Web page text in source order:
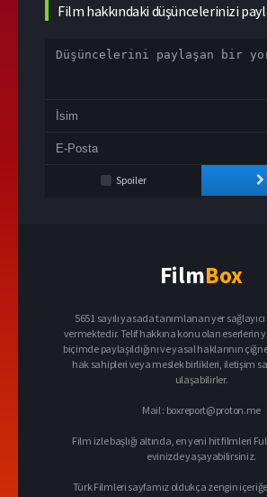
Film hakkındaki düşüncelerinizi
Spoiler
FilmBox
5651 sayılı yasada tanımlanan yer
vermektedir. Telif hakkına konu olan eserlerin
biçimde paylaşıldığını ve yasal haklarının
hak sahipleri veya meslek birlikleri, iletişim
ulaşabilirler.
Mail : boxreport@proton.me
Film izle başlığı altında, en yeni hit filmleri
evinizde yaşayabilirsiniz.
Türk Filmleri sayfamız oldukça zengin